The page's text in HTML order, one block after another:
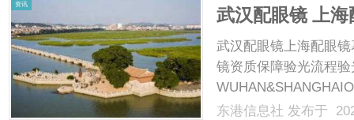
资讯
武汉配眼镜 上海
武汉配眼镜上海配眼
镜资质保障验光流程
配镜的写字楼眼镜店
东港信息社 发布于